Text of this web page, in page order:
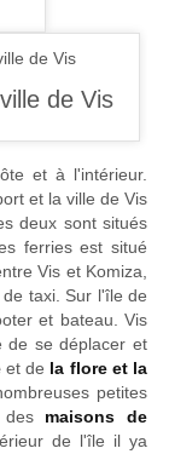
et à l'intérieur.
et la ville de Vis
deux sont situés
ferries est situé
Vis et Komiza,
taxi. Sur l'île de
et bateau. Vis
de se déplacer et
et de la flore et la
petites
des maisons de
de l'île il ya